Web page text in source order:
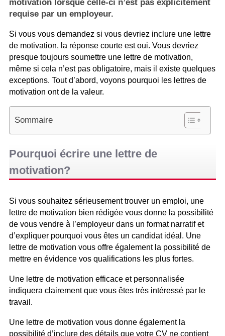
motivation lorsque celle-ci n’est pas explicitement
requise par un employeur.
Si vous vous demandez si vous devriez inclure une lettre
de motivation, la réponse courte est oui. Vous devriez
presque toujours soumettre une lettre de motivation,
même si cela n’est pas obligatoire, mais il existe quelques
exceptions. Tout d’abord, voyons pourquoi les lettres de
motivation ont de la valeur.
Sommaire
Pourquoi écrire une lettre de
motivation?
Si vous souhaitez sérieusement trouver un emploi, une
lettre de motivation bien rédigée vous donne la possibilité
de vous vendre à l’employeur dans un format narratif et
d’expliquer pourquoi vous êtes un candidat idéal. Une
lettre de motivation vous offre également la possibilité de
mettre en évidence vos qualifications les plus fortes.
Une lettre de motivation efficace et personnalisée
indiquera clairement que vous êtes très intéressé par le
travail.
Une lettre de motivation vous donne également la
possibilité d’inclure des détails que votre CV ne contient